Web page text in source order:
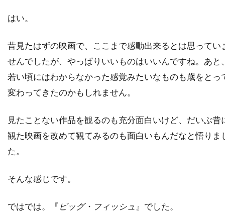
デヴィッド・オグデン・スティアーズ
デヴィッド・ガイラー
デヴィッド・キタイ
デヴィッド・キュービット
デヴィッド・クリンツマン
デヴィッド・ケックナー
デヴィッド・コープ
デヴィッド・シャラム
デヴィッド・ジェンセン
デヴィッド・ジョハンソン
デヴィッド・ニコルズ
はい。
昔見たはずの映画で、ここまで感動出来るとは思ってい
せんでしたが、やっぱりいいものはいいんですね。あと
若い頃にはわからなかった感覚みたいなものも歳をとっ
変わってきたのかもしれません。
見たことない作品を観るのも充分面白いけど、だいぶ昔
観た映画を改めて観てみるのも面白いもんだなと悟りま
た。
そんな感じです。
ではでは。『 ビッグ・フィッシュ 』でした。